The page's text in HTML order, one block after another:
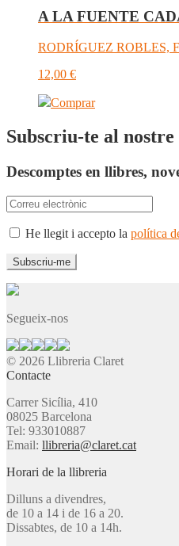
A LA FUENTE
RODRÍGUEZ ROBLES,
12,00 €
Comprar
Subscriu-te al
Descomptes en llibres,
He llegit i accepto la política
Segueix-nos
© 2026 Llibreria Claret
Contacte
Carrer Sicília, 410
08025 Barcelona
Tel: 933010887
Email: llibreria@claret.cat
Horari de la llibreria
Dilluns a divendres,
de 10 a 14 i de 16 a 20.
Dissabtes, de 10 a 14h.